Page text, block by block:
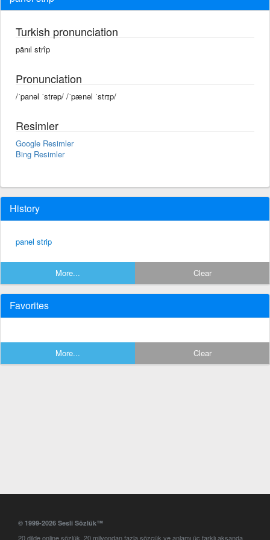
Turkish pronunciation
pänıl strîp
Pronunciation
/ˈpanəl ˈstrəp/ /ˈpænəl ˈstrɪp/
Resimler
Google Resimler
Bing Resimler
History
panel strip
More... Clear
Favorites
More... Clear
© 1999-2026 Sesli Sözlük™
20 dilde online sözlük. 20 milyondan fazla sözcük ve anlamı üç farklı aksanda